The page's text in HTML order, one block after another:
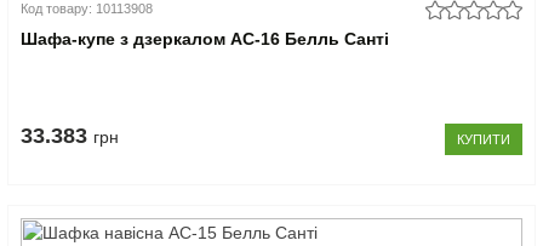
Код товару: 10113908
Шафа-купе з дзеркалом АС-16 Белль Санті
33.383 грн КУПИТИ